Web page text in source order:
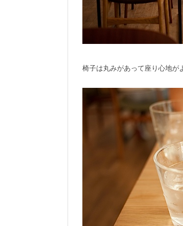
椅子は丸みがあって座り心地が